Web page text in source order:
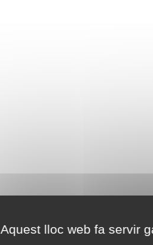
Aquest lloc web fa servir